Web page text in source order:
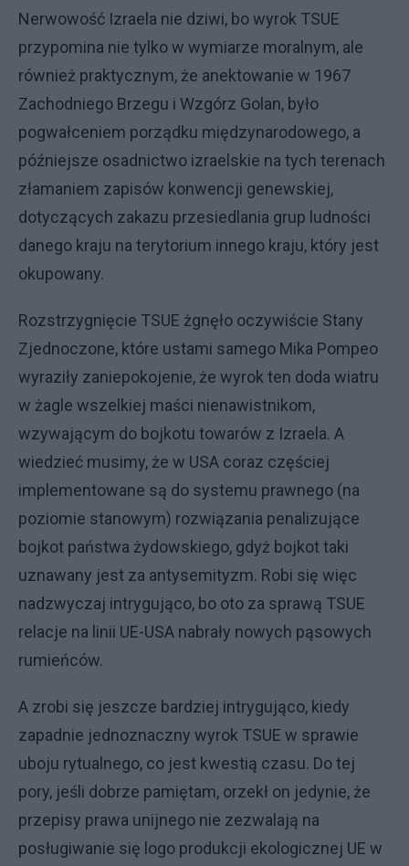
Nerwowość Izraela nie dziwi, bo wyrok TSUE
przypomina nie tylko w wymiarze moralnym, ale
również praktycznym, że anektowanie w 1967
Zachodniego Brzegu i Wzgórz Golan, było
pogwałceniem porządku międzynarodowego, a
późniejsze osadnictwo izraelskie na tych terenach
złamaniem zapisów konwencji genewskiej,
dotyczących zakazu przesiedlania grup ludności
danego kraju na terytorium innego kraju, który jest
okupowany.
Rozstrzygnięcie TSUE żgnęło oczywiście Stany
Zjednoczone, które ustami samego Mika Pompeo
wyraziły zaniepokojenie, że wyrok ten doda wiatru
w żagle wszelkiej maści nienawistnikom,
wzywającym do bojkotu towarów z Izraela. A
wiedzieć musimy, że w USA coraz częściej
implementowane są do systemu prawnego (na
poziomie stanowym) rozwiązania penalizujące
bojkot państwa żydowskiego, gdyż bojkot taki
uznawany jest za antysemityzm. Robi się więc
nadzwyczaj intrygująco, bo oto za sprawą TSUE
relacje na linii UE-USA nabrały nowych pąsowych
rumieńców.
A zrobi się jeszcze bardziej intrygująco, kiedy
zapadnie jednoznaczny wyrok TSUE w sprawie
uboju rytualnego, co jest kwestią czasu. Do tej
pory, jeśli dobrze pamiętam, orzekł on jedynie, że
przepisy prawa unijnego nie zezwalają na
posługiwanie się logo produkcji ekologicznej UE w